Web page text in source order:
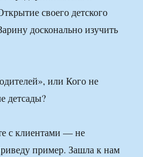
своего детского
досконально изучить
с клиентами — не
пример. Зашла к нам